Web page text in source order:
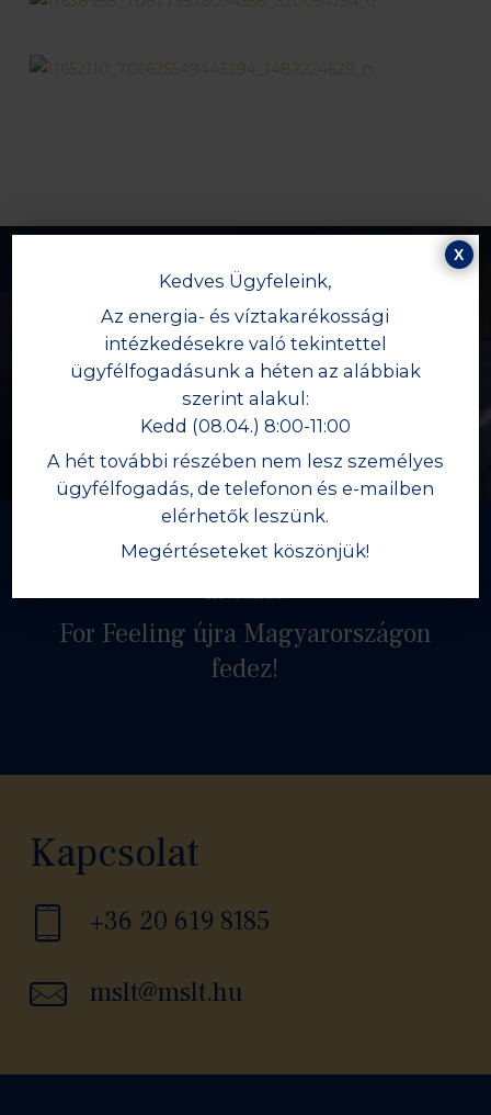
Előző
CSIO*** Budapest - 5. a magyar
csapat
Következő
For Feeling újra Magyarországon
fedez!
Kapcsolat
+36 20 619 8185
mslt@mslt.hu
Kedves Ügyfeleink,
Az energia- és víztakarékossági
intézkedésekre való tekintettel
ügyfélfogadásunk a héten az alábbiak
szerint alakul:
Kedd (08.04.) 8:00-11:00
A hét további részében nem lesz személyes
ügyfélfogadás, de telefonon és e-mailben
elérhetők leszünk.
Megértéseteket köszönjük!
X